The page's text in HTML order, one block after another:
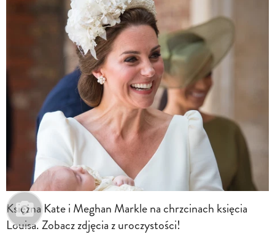
Księżna Kate i Meghan Markle na chrzcinach księcia
Louisa. Zobacz zdjęcia z uroczystości!